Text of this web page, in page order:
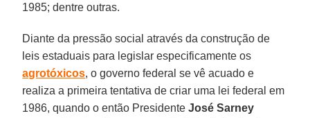
1985; dentre outras.
Diante da pressão social através da construção de
leis estaduais para legislar especificamente os
agrotóxicos, o governo federal se vê acuado e
realiza a primeira tentativa de criar uma lei federal em
1986, quando o então PresidenteJosé Sarney